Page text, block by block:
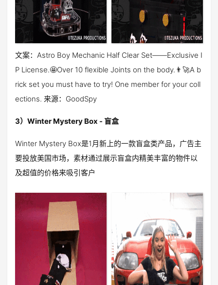
文案：Astro Boy Mechanic Half Clear Set——Exclusive I
P License.🤩Over 10 flexible Joints on the body.👨‍🚀A b
rick set you must have to try! One member for your coll
ections. 来源：GoodSpy
3）Winter Mystery Box - 盲盒
Winter Mystery Box是1月新上的一款盲盒类产品，广告主
要投放美国市场，素材通过展示盲盒内精美丰富的物件以
及超值的价格来吸引客户